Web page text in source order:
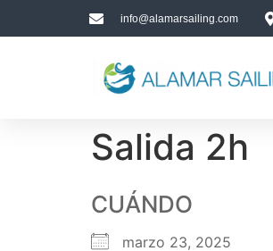
info@alamarsailing.com
Salida 2h
CUÁNDO
marzo 23, 2025